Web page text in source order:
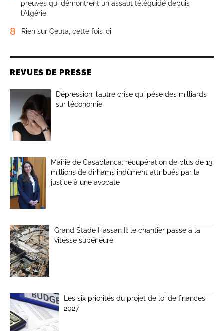
preuves qui démontrent un assaut téléguidé depuis
l’Algérie
8 Rien sur Ceuta, cette fois-ci
REVUES DE PRESSE
Dépression: l’autre crise qui pèse des milliards
sur l’économie
Mairie de Casablanca: récupération de plus de 13
millions de dirhams indûment attribués par la
justice à une avocate
Grand Stade Hassan II: le chantier passe à la
vitesse supérieure
Les six priorités du projet de loi de finances
2027